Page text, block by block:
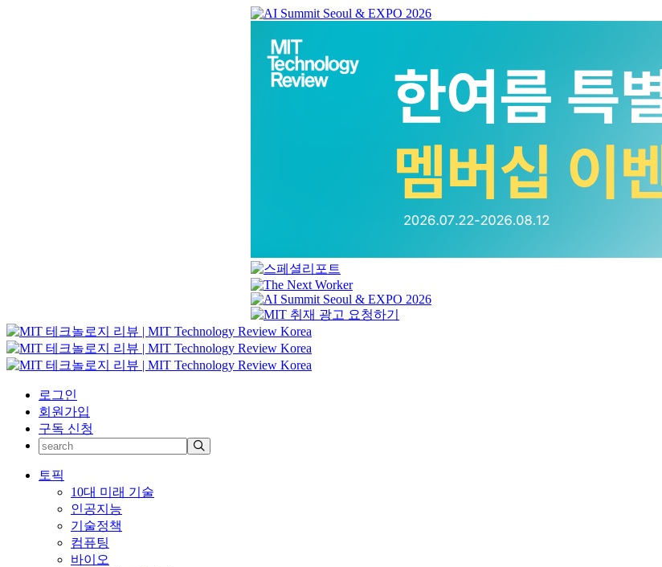
로그인
회원가입
구독 신청
토픽
10대 미래 기술
인공지능
기술정책
컴퓨팅
바이오